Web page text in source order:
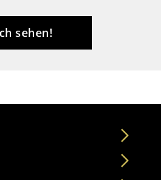
sehen!